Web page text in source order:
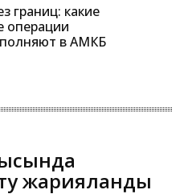
границ: какие
операции
в АМКБ